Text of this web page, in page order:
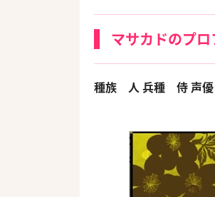
マサカドのプ
種族 人兵種 侍 声